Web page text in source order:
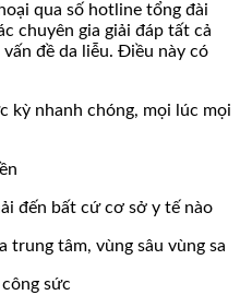
qua số hotline tổng đài
chuyên gia giải đáp tất cả
đề da liễu. Điều này có
kỳ nhanh chóng, mọi lúc mọi
đến bất cứ cơ sở y tế nào
tâm, vùng sâu vùng sa
sức